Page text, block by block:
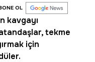
OL
kavgayı
tekme
için